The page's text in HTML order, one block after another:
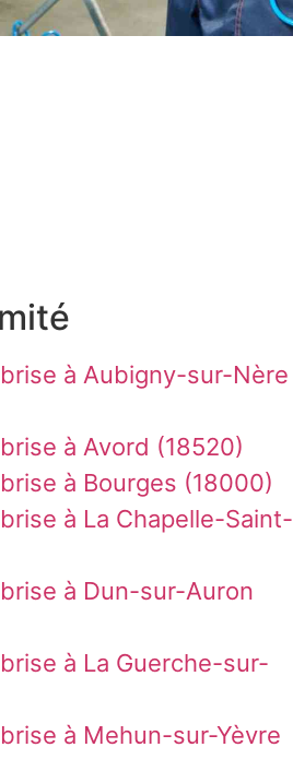
à Aubigny-sur-Nère
à Avord (18520)
à Bourges (18000)
à La Chapelle-Saint-
à Dun-sur-Auron
à La Guerche-sur-
à Mehun-sur-Yèvre